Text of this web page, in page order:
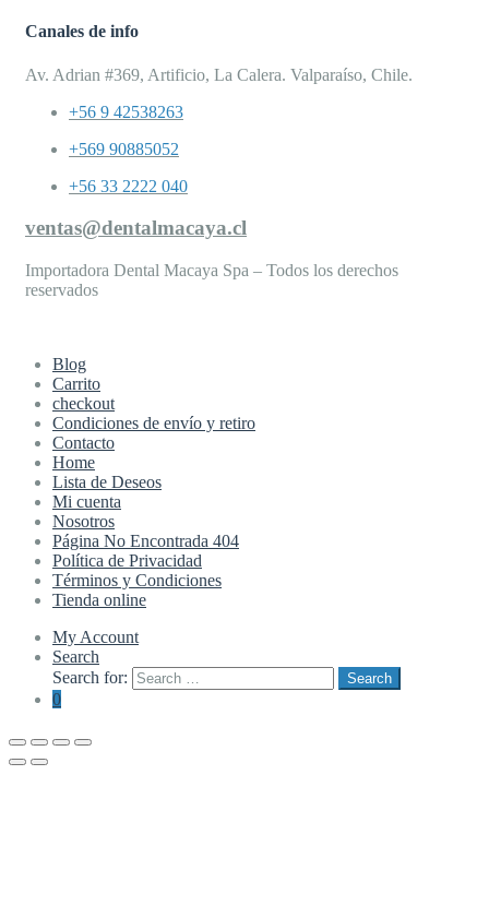
Canales de info
Av. Adrian #369, Artificio, La Calera. Valparaíso, Chile.
+56 9 42538263
+569 90885052
+56 33 2222 040
ventas@dentalmacaya.cl
Importadora Dental Macaya Spa – Todos los derechos
reservados
Blog
Carrito
checkout
Condiciones de envío y retiro
Contacto
Home
Lista de Deseos
Mi cuenta
Nosotros
Página No Encontrada 404
Política de Privacidad
Términos y Condiciones
Tienda online
My Account
Search
Search for:
Search
0